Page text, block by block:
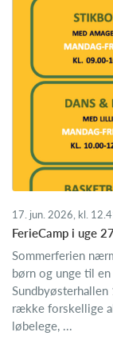
17. jun. 2026, kl.
FerieCamp i uge
Sommerferien
børn og unge til
række forskellige
løbelege, ...